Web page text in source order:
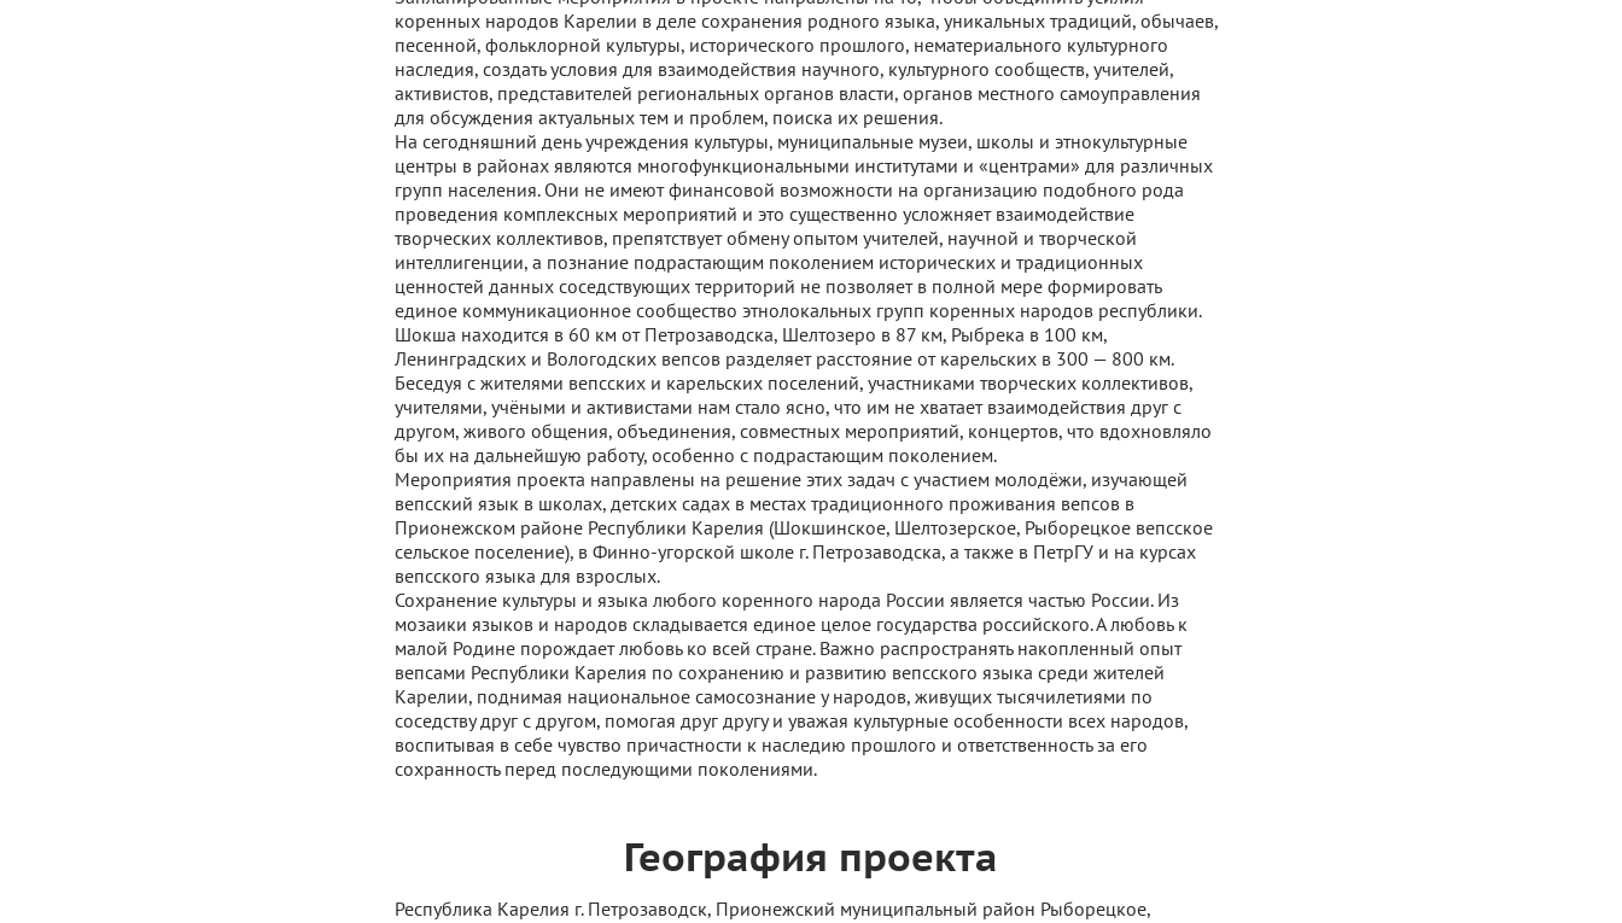
коренных народов Карелии в деле сохранения родного языка, уникальных традиций, обычаев,
песенной, фольклорной культуры, исторического прошлого, нематериального культурного
наследия, создать условия для взаимодействия научного, культурного сообществ, учителей,
активистов, представителей региональных органов власти, органов местного самоуправления
для обсуждения актуальных тем и проблем, поиска их решения.
На сегодняшний день учреждения культуры, муниципальные музеи, школы и этнокультурные
центры в районах являются многофункциональными институтами и «центрами» для различных
групп населения. Они не имеют финансовой возможности на организацию подобного рода
проведения комплексных мероприятий и это существенно усложняет взаимодействие
творческих коллективов, препятствует обмену опытом учителей, научной и творческой
интеллигенции, а познание подрастающим поколением исторических и традиционных
ценностей данных соседствующих территорий не позволяет в полной мере формировать
единое коммуникационное сообщество этнолокальных групп коренных народов республики.
Шокша находится в 60 км от Петрозаводска, Шелтозеро в 87 км, Рыбрека в 100 км,
Ленинградских и Вологодских вепсов разделяет расстояние от карельских в 300 — 800 км.
Беседуя с жителями вепсских и карельских поселений, участниками творческих коллективов,
учителями, учёными и активистами нам стало ясно, что им не хватает взаимодействия друг с
другом, живого общения, объединения, совместных мероприятий, концертов, что вдохновляло
бы их на дальнейшую работу, особенно с подрастающим поколением.
Мероприятия проекта направлены на решение этих задач с участием молодёжи, изучающей
вепсский язык в школах, детских садах в местах традиционного проживания вепсов в
Прионежском районе Республики Карелия (Шокшинское, Шелтозерское, Рыборецкое вепсское
сельское поселение), в Финно-угорской школе г. Петрозаводска, а также в ПетрГУ и на курсах
вепсского языка для взрослых.
Сохранение культуры и языка любого коренного народа России является частью России. Из
мозаики языков и народов складывается единое целое государства российского. А любовь к
малой Родине порождает любовь ко всей стране. Важно распространять накопленный опыт
вепсами Республики Карелия по сохранению и развитию вепсского языка среди жителей
Карелии, поднимая национальное самосознание у народов, живущих тысячилетиями по
соседству друг с другом, помогая друг другу и уважая культурные особенности всех народов,
воспитывая в себе чувство причастности к наследию прошлого и ответственность за его
сохранность перед последующими поколениями.
География проекта
Республика Карелия г. Петрозаводск, Прионежский муниципальный район Рыборецкое,